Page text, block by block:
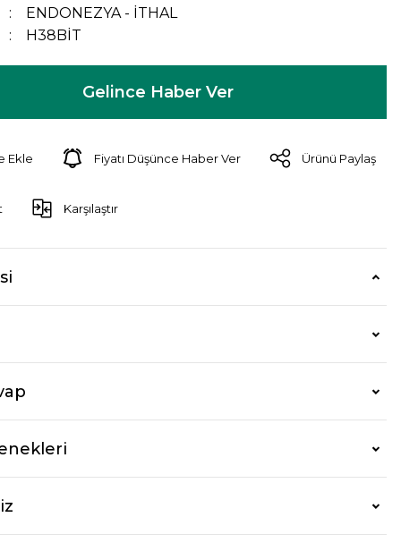
ENDONEZYA - İTHAL
H38BİT
Gelince Haber Ver
Fiyatı Düşünce Haber Ver Ürünü Paylaş
Karşılaştır